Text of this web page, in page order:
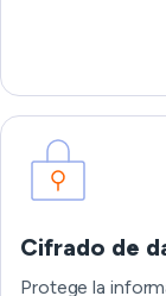
Cifrado de
Protege la